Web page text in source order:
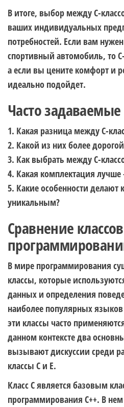
В итоге, выбор между C-
ваших индивидуальных
потребностей. Если вам
спортивный автомобиль, то
а если вы цените комфорт и
идеально подойдет.
Часто
1. Какая разница между C-
2. Какой из них более
3. Как выбрать между C-
4. Какая комплектация лучше
5. Какие особенности делают
уникальным?
Сравнение
В мире программирования
классы, которые
данных и определения
наиболее популярных
эти классы часто
данном контексте два
вызывают дискуссии среди
классы C и E.
Класс C является базовым
программирования C++. В